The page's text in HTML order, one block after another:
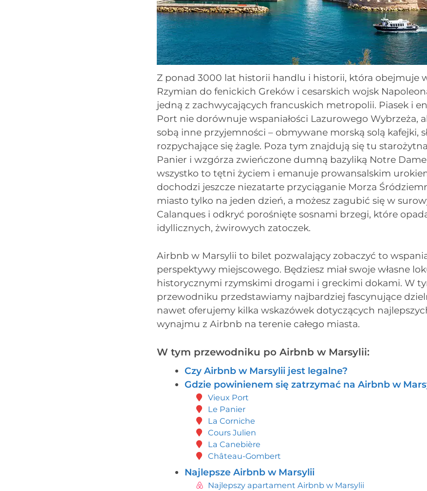
Z ponad 3000 lat historii handlu i historii, która obejmuje
Rzymian do fenickich Greków i cesarskich wojsk
jedną z zachwycających francuskich metropolii. Piasek i
Port nie dorównuje wspaniałości Lazurowego Wybrzeża,
sobą inne przyjemności – obmywane morską solą kafejki,
rozpychające się żagle. Poza tym znajdują się tu
Panier i wzgórza zwieńczone dumną bazyliką Notre Dame
wszystko to tętni życiem i emanuje prowansalskim
dochodzi jeszcze niezatarte przyciąganie Morza
miasto tylko na jeden dzień, a możesz zagubić się w
Calanques i odkryć porośnięte sosnami brzegi, które
idyllicznych, żwirowych zatoczek.
Airbnb w Marsylii to bilet pozwalający zobaczyć to
perspektywy miejscowego. Będziesz miał swoje własne
historycznymi rzymskimi drogami i greckimi dokami. W
przewodniku przedstawiamy najbardziej fascynujące
nawet oferujemy kilka wskazówek dotyczących
wynajmu z Airbnb na terenie całego miasta.
W tym przewodniku po Airbnb w Marsylii:
Czy Airbnb w Marsylii jest legalne?
Gdzie powinienem się zatrzymać na Airbnb w
Vieux Port
Le Panier
La Corniche
Cours Julien
La Canebière
Château-Gombert
Najlepsze Airbnb w Marsylii
Najlepszy apartament Airbnb w Marsylii